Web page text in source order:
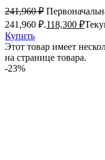
241,960₽
241,960 ₽.118,300 ₽
Купить
Этот товар имеет
на странице товара.
-23%